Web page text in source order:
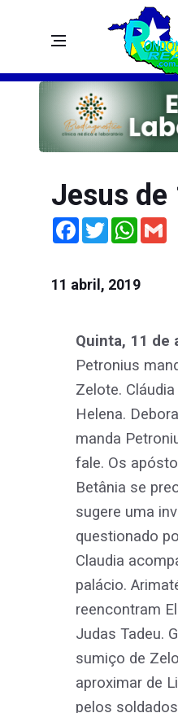
Jesus de
Facebook
Twitter
11 abril, 2019
Quinta, 11 de
Petronius
Zelote.
Helena.
manda
fale. Os
Betânia se
sugere uma
questionado
Claudia
palácio.
reencontram
Judas Tadeu.
sumiço de
aproximar de
pelos